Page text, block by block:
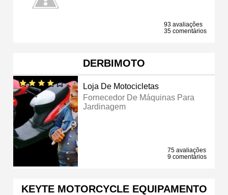
93 avaliações
35 comentários
DERBIMOTO
Loja De Motocicletas
Fornecedor De Máquinas Para
Jardinagem
75 avaliações
9 comentários
KEYTE MOTORCYCLE EQUIPAMENTO